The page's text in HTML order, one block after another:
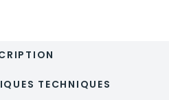
TECHNIQUES